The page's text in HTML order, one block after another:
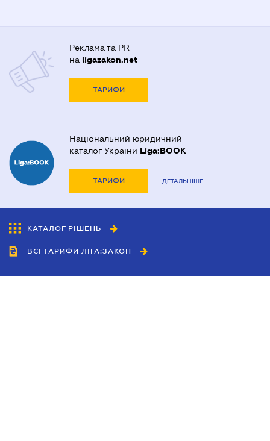
Реклама та PR
на ligazakon.net
ТАРИФИ
Національний юридичний
каталог України Liga:BOOK
ТАРИФИ ДЕТАЛЬНІШЕ
КАТАЛОГ РІШЕНЬ
ВСІ ТАРИФИ ЛІГА:ЗАКОН